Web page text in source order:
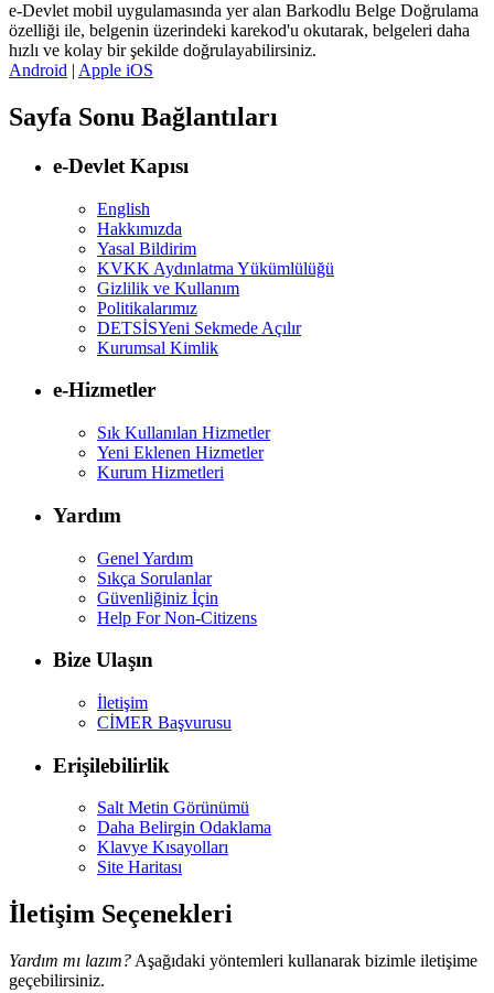
e-Devlet mobil uygulamasında yer alan Barkodlu Belge Doğrulama
özelliği ile, belgenin üzerindeki karekod'u okutarak, belgeleri daha
hızlı ve kolay bir şekilde doğrulayabilirsiniz.
Android | Apple iOS
Sayfa Sonu Bağlantıları
e-Devlet Kapısı
English
Hakkımızda
Yasal Bildirim
KVKK Aydınlatma Yükümlülüğü
Gizlilik ve Kullanım
Politikalarımız
DETSİSYeni Sekmede Açılır
Kurumsal Kimlik
e-Hizmetler
Sık Kullanılan Hizmetler
Yeni Eklenen Hizmetler
Kurum Hizmetleri
Yardım
Genel Yardım
Sıkça Sorulanlar
Güvenliğiniz İçin
Help For Non-Citizens
Bize Ulaşın
İletişim
CİMER Başvurusu
Erişilebilirlik
Salt Metin Görünümü
Daha Belirgin Odaklama
Klavye Kısayolları
Site Haritası
İletişim Seçenekleri
Yardım mı lazım? Aşağıdaki yöntemleri kullanarak bizimle iletişime
geçebilirsiniz.